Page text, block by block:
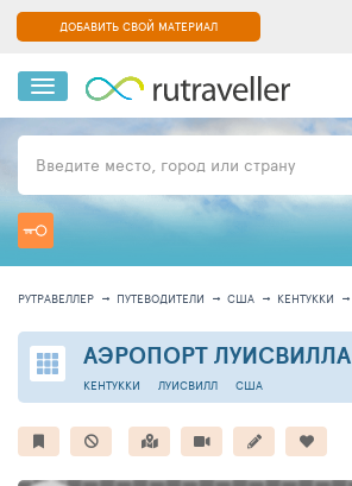
ДОБАВИТЬ СВОЙ МАТЕРИАЛ
Введите место, город или страну
РУТРАВЕЛЛЕР ПУТЕВОДИТЕЛИ США КЕНТУККИ
АЭРОПОРТ ЛУИСВИЛЛА
США
КЕНТУККИ ЛУИСВИЛЛ